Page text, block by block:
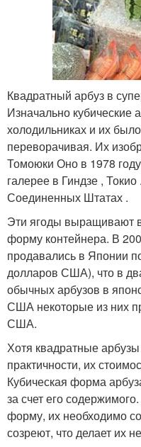
Квадратный арбуз в
Изначально
холодильниках и их
переворачивая. Их
Томоюки Оно в 1978
галерее в Гиндзе , Токио
Соединенных Штатах .
Эти ягоды выращивают
форму контейнера. В
продавались в Японии
долларов США), что в
обычных арбузов в
США некоторые из них
США.
Хотя квадратные
практичности, их
Кубическая форма
за счет его
форму, их необходимо
созреют, что делает их